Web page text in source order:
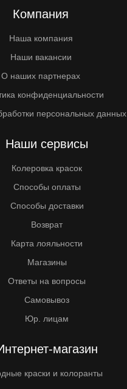
Компания
Наша компания
Наши вакансии
О наших партнерах
конфиденциальности
персональных данных
Наши сервисы
Колеровка красок
Способы оплаты
Способы доставки
Возврат
Карта лояльности
Магазины
Ответы на вопросы
Самовывоз
Юр. лицам
магазин
краски и колоранты